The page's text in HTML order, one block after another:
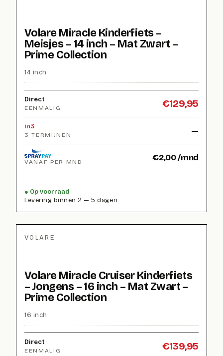
Volare Miracle Kinderfiets –
Meisjes – 14 inch – Mat Zwart –
Prime Collection
14 inch
Direct
EENMALIG €129,95
in3
3 TERMIJNEN —
VANAF PER MND €2,00/mnd
Op voorraad
Levering binnen 2 — 5 dagen
VOLARE
Volare Miracle Cruiser Kinderfiets
– Jongens – 16 inch – Mat Zwart –
Prime Collection
16 inch
Direct
EENMALIG €139,95